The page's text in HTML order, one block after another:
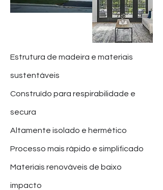
Estrutura de madeira e materiais
sustentáveis
Construído para respirabilidade e
secura
Altamente isolado e hermético
Processo mais rápido e simplificado
Materiais renováveis de baixo
impacto